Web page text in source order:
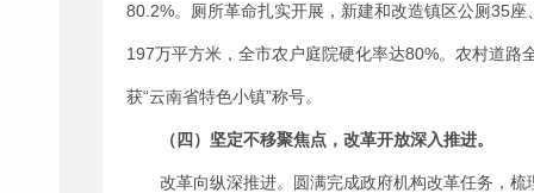
80.2%。厕所革命扎实开展，新建和改造镇区公厕35
197万平方米，全市农户庭院硬化率达80%。农村道
获“云南省特色小镇”称号。
（四）坚定不移聚焦点，改革开放深入推进。
改革向纵深推进。圆满完成政府机构改革任务，